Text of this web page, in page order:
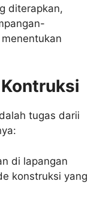
diterapkan,
tugas darii
di lapangan
konstruksi yang